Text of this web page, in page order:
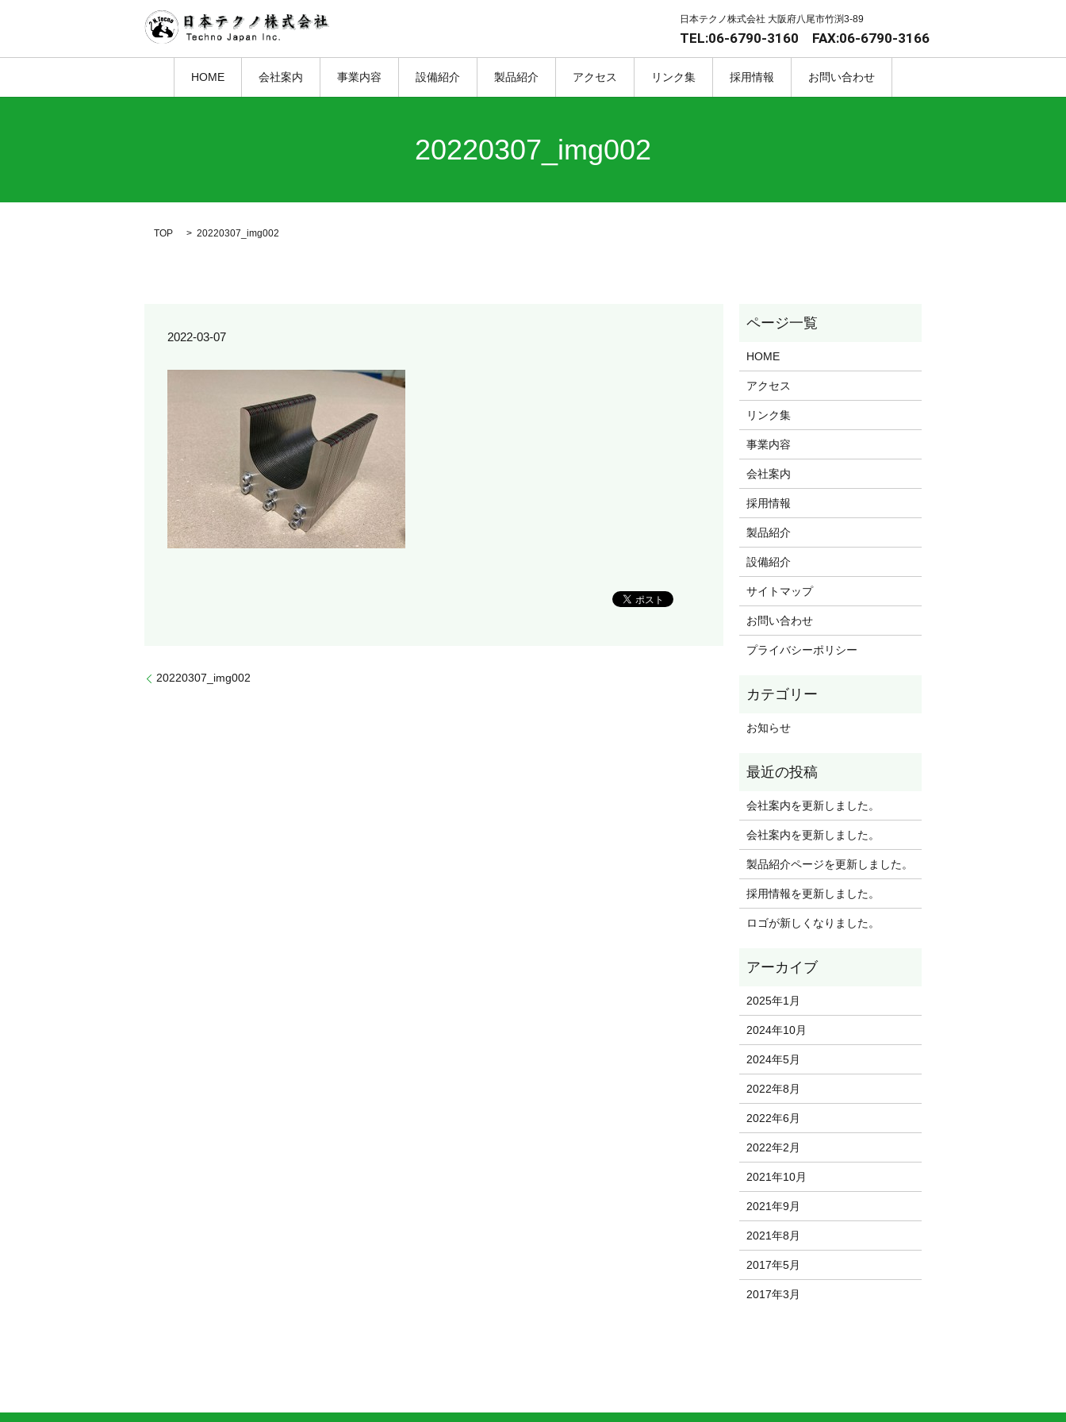
日本テクノ株式会社 大阪府八尾市竹渕3-89
TEL:06-6790-3160 FAX:06-6790-3166
HOME 会社案内 事業内容 設備紹介 製品紹介 アクセス リンク集 採用情報 お問い合わせ
20220307_img002
TOP 20220307_img002
2022-03-07
20220307_img002
HOME
アクセス
リンク集
事業内容
会社案内
採用情報
製品紹介
設備紹介
サイトマップ
お問い合わせ
プライバシーポリシー
お知らせ
会社案内を更新しました。
会社案内を更新しました。
製品紹介ページを更新しました。
採用情報を更新しました。
ロゴが新しくなりました。
2025年1月
2024年10月
2024年5月
2022年8月
2022年6月
2022年2月
2021年10月
2021年9月
2021年8月
2017年5月
2017年3月